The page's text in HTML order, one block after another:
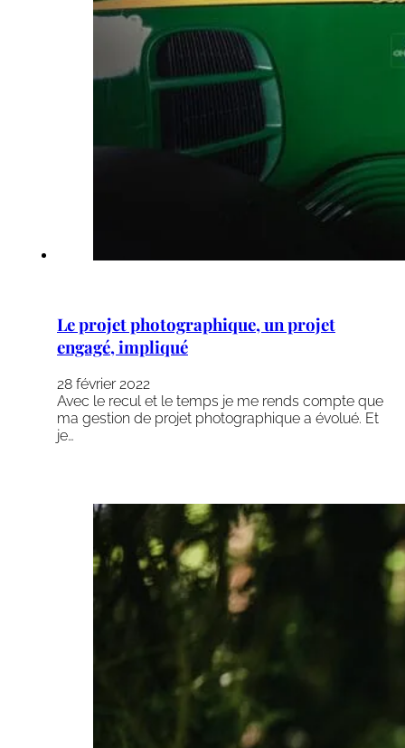
Le projet photographique, un projet
engagé, impliqué
28 février 2022
Avec le recul et le temps je me rends compte que
ma gestion de projet photographique a évolué. Et
je…